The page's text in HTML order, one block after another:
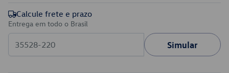
Calcule frete e prazo
Entrega em todo o Brasil
Simular